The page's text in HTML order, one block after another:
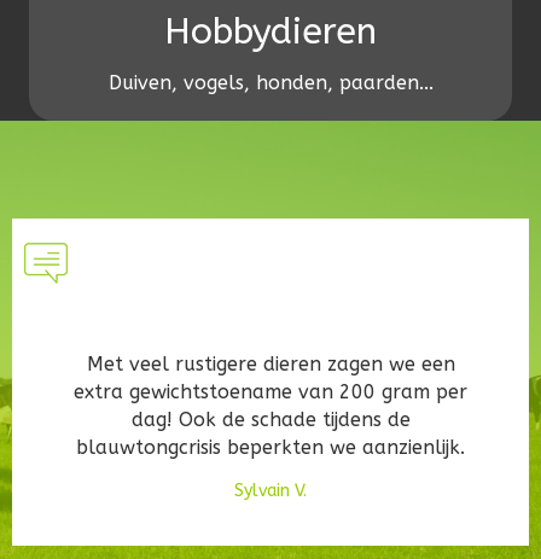
Hobbydieren
Duiven, vogels, honden, paarden...
Met veel rustigere dieren zagen we een
extra gewichtstoename van 200 gram per
dag! Ook de schade tijdens de
blauwtongcrisis beperkten we aanzienlijk.
Sylvain V.